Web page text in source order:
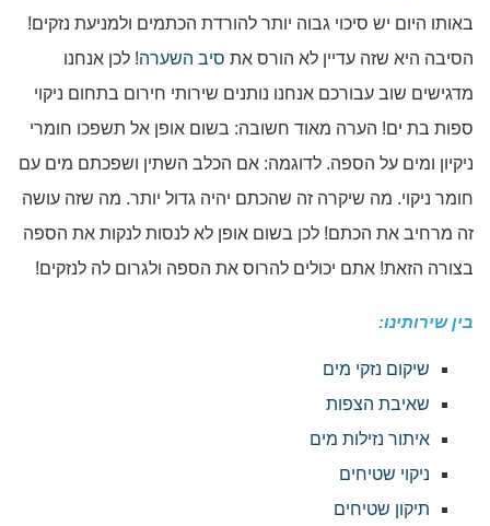
באותו היום יש סיכוי גבוה יותר להורדת הכתמים ולמניעת נזקים!
הסיבה היא שזה עדיין לא הורס את סיב השערה! לכן אנחנו
מדגישים שוב עבורכם אנחנו נותנים שירותי חירום בתחום ניקוי
ספות בת ים! הערה מאוד חשובה: בשום אופן אל תשפכו חומרי
ניקיון ומים על הספה. לדוגמה: אם הכלב השתין ושפכתם מים עם
חומר ניקוי. מה שיקרה זה שהכתם יהיה גדול יותר. מה שזה עושה
זה מרחיב את הכתם! לכן בשום אופן לא לנסות לנקות את הספה
בצורה הזאת! אתם יכולים להרוס את הספה ולגרום לה לנזקים!
בין שירותינו:
שיקום נזקי מים
שאיבת הצפות
איתור נזילות מים
ניקוי שטיחים
תיקון שטיחים